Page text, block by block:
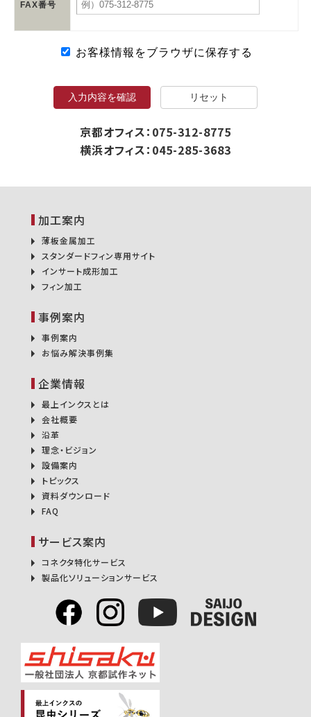
FAX番号
お客様情報をブラウザに保存する
入力内容を確認 リセット
京都オフィス：075-312-8775
横浜オフィス：045-285-3683
加工案内
薄板金属加工
スタンダードフィン専用サイト
インサート成形加工
フィン加工
事例案内
事例案内
お悩み解決事例集
企業情報
最上インクスとは
会社概要
沿革
理念・ビジョン
設備案内
トピックス
資料ダウンロード
FAQ
サービス案内
コネクタ特化サービス
製品化ソリューションサービス